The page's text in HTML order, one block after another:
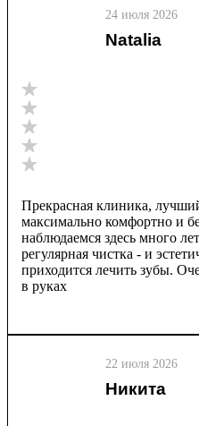
24 июля 2026
Natalia
Прекрасная клиника,
максимально комфортно и
наблюдаемся здесь много
регулярная чистка - и
приходится лечить зубы.
в руках
22 июля 2026
Никита